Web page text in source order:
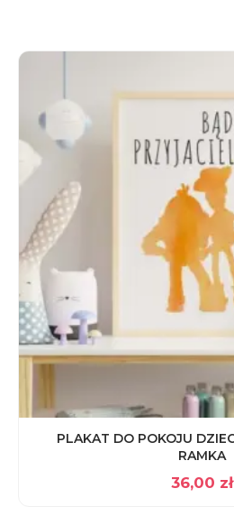
PLAKAT DO POKOJU
RAMKA
36,00 zł